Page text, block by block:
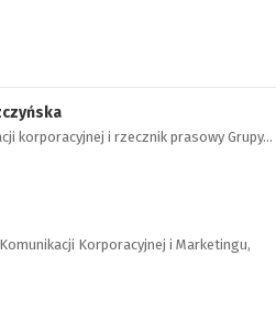
korporacyjnej i rzecznik prasowy Grupy…
Korporacyjnej i Marketingu,